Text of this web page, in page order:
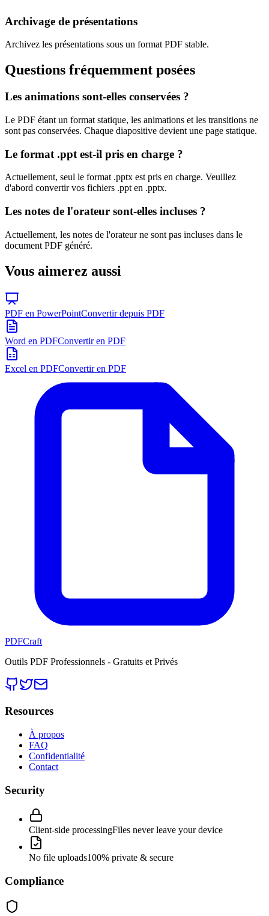
Archivage de présentations
Archivez les présentations sous un format PDF stable.
Questions fréquemment posées
Les animations sont-elles conservées ?
Le PDF étant un format statique, les animations et les transitions ne
sont pas conservées. Chaque diapositive devient une page statique.
Le format .ppt est-il pris en charge ?
Actuellement, seul le format .pptx est pris en charge. Veuillez
d'abord convertir vos fichiers .ppt en .pptx.
Les notes de l'orateur sont-elles incluses ?
Actuellement, les notes de l'orateur ne sont pas incluses dans le
document PDF généré.
Vous aimerez aussi
PDF en PowerPointConvertir depuis PDF
Word en PDFConvertir en PDF
Excel en PDFConvertir en PDF
PDFCraft
Outils PDF Professionnels - Gratuits et Privés
Resources
À propos
FAQ
Confidentialité
Contact
Security
Client-side processingFiles never leave your device
No file uploads100% private & secure
Compliance